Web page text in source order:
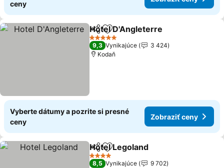
ceny
ZdieľaťPridať do obľúbených
Hotel D'Angleterre
5 Počet hviezdičiek
9,3 Vynikajúce
3 424
Kodaň
Vyberte dátumy a pozrite si presné
ceny
Zobraziť ceny
ZdieľaťPridať do obľúbených
Hotel Legoland
4 Počet hviezdičiek
8,5 Vynikajúce
9 702